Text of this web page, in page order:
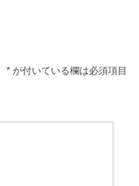
* が付いている欄は必須項目